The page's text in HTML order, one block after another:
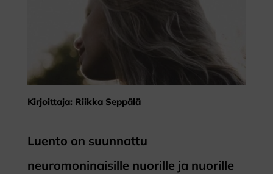
Kirjoittaja: Riikka Seppälä
Luento on suunnattu
neuromoninaisille nuorille ja nuorille